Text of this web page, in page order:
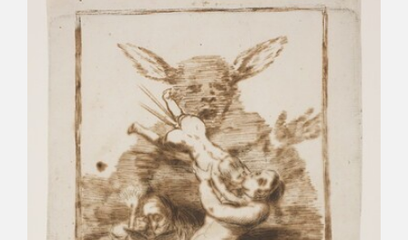
ACCIÓN CORPORATIVA
CONTACTO
PROGRAMACIÓN
EXPOSICIONES